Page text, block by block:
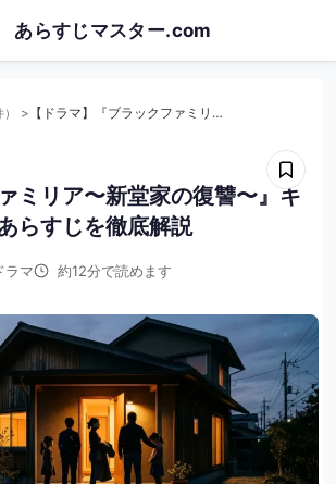
あらすじマスター.com
【ドラマ】『ブラックファミリア〜新堂家の復讐〜』キャスト一覧とあらすじを徹底解説
ミリア〜新堂家の復讐〜』キ
らすじを徹底解説
ラマ 約12分で読めます